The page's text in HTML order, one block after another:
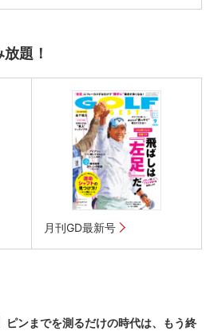
題！
月刊GD最新号
ピンまでを測るだけの時代は、もう終